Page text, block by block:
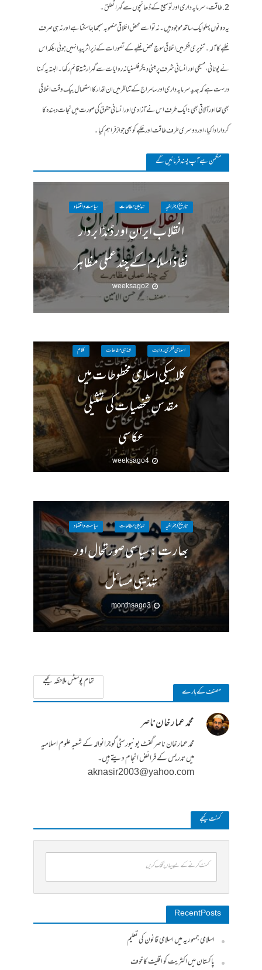
2. طاقت، سرمایہ داری اور توسیع کے ڈھانچوں سے گہرا تعلق۔
یہ دونوں پہلو ایک ساتھ موجود ہیں۔ نہ تو اسے محض اخلاقی منصوبہ سمجھا جا سکتا ہے اور نہ ہی صرف
غلبے کا آلہ۔ تنویری فکر میں اخلاقی سوچ محض غلبے کے تصورات کے زیراثر پیدا نہیں ہوئی، بلکہ اس
نے یونانی، مسیحی اور انسانی شرف پر مبنی دیگر فلسفیانہ روایات سے گہرا رشتہ قائم رکھا۔ البتہ یہ کہنا
درست ہے کہ جدید سرمایہ داری اور سامراج کے تناظر میں ان اقدار کا استعمال بیک وقت اخلاقی
بھی تھا اور آلاتی بھی: ایک طرف اس نے آزادی اور انسانی حقوق کی صورت میں نجات دہندہ کا
کردار ادا کیا، اور دوسری طرف طاقت اور غلبے کو بھی جواز فراہم کیا۔
مکمن ہےآپ پسند فرمائیں گے
تاریخ / جغرافیہ تہذیبی مطالعات سیاست واقتصاد
انقلاب ایران اور ڈنڈا بردار
نفاذ اسلام کے چند عملی مظاہر
2 weeks ago
اسلامی فکری روایت تہذیبی مطالعات کلام
کلاسیکی اسلامی مخطوطات میں
مقدس شخصیات کی تمثیلی
عکاسی
4 weeks ago
تاریخ / جغرافیہ تہذیبی مطالعات سیاست واقتصاد
بھارت : سیاسی صورتحال اور
تہذیبی مسائل
3 months ago
مصنف کے بارے
تمام پوسٹس ملاحظہ کیجے
محمد عمار خان ناصر
محمد عمار خان ناصر گفٹ یونیورسٹی گوجرانوالہ کے شعبہ علوم اسلامیہ
میں تدریس کے فرائض انجام دیتے ہیں۔
aknasir2003@yahoo.com
کمنت کیجے
کمنٹ کرنے کے لیے یہاں کلک کریں
Recent Posts
اسلامی جمہوریہ میں اسلامی قانون کی تعلیم
پاکستان میں اکثریت کو اقلیت کا خوف